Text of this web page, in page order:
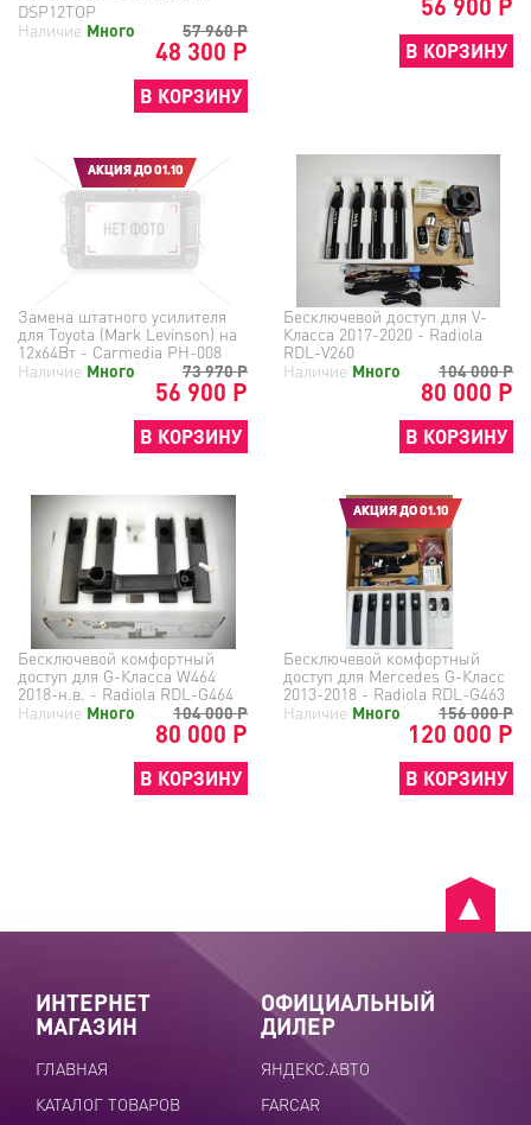
DSP12TOP
57 960Р
48 300 Р
Наличие Много
В КОРЗИНУ
В КОРЗИНУ
АКЦИЯ ДО 01.10
Замена штатного усилителя
для Toyota (Mark Levinson) на
12х64Вт - Carmedia PH-008
73 970Р
56 900 Р
Наличие Много
В КОРЗИНУ
Бесключевой доступ для V-
Класса 2017-2020 - Radiola
RDL-V260
104 000Р
80 000 Р
Наличие Много
В КОРЗИНУ
Бесключевой комфортный
доступ для G-Класса W464
2018-н.в. - Radiola RDL-G464
104 000Р
80 000 Р
Наличие Много
В КОРЗИНУ
АКЦИЯ ДО 01.10
Бесключевой комфортный
доступ для Mercedes G-Класс
2013-2018 - Radiola RDL-G463
156 000Р
120 000 Р
Наличие Много
В КОРЗИНУ
ИНТЕРНЕТ
МАГАЗИН
ГЛАВНАЯ
КАТАЛОГ ТОВАРОВ
ОФИЦИАЛЬНЫЙ
ДИЛЕР
ЯНДЕКС.АВТО
FARCAR